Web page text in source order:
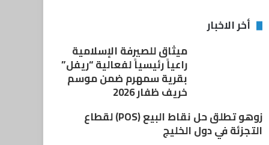
أخر الاخبار
ميثاق للصيرفة الإسلامية
راعياً رئيسياً لفعالية “ريفل”
بقرية سمهرم ضمن موسم
خريف ظفار 2026
زوهو تطلق حل نقاط البيع (POS) لقطاع
التجزئة في دول الخليج